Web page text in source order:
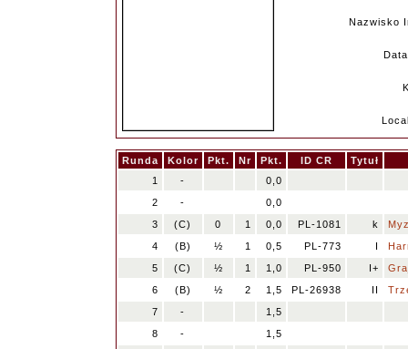
Nazwisko
Runda Kolor Pkt. Nr Pkt. ID CR
Tytuł
1
-
0,0
2
-
0,0
3
(C) 0 1 0,0 PL-1081 k
4
(B) ½ 1 0,5 PL-773 I
5
(C) ½ 1 1,0 PL-950 I+
6
(B) ½ 2 1,5 PL-26938 II
7
-
1,5
8
-
1,5